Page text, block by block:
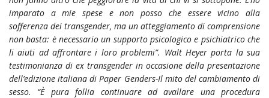
imparato a mie spese e non posso che essere vicino alla
sofferenza dei transgender, ma un atteggiamento di comprensione
non basta: è necessario un supporto psicologico e psichiatrico che
li aiuti ad affrontare i loro problemi”. Walt Heyer porta la sua
testimonianza di ex transgender in occasione della presentazione
dell’edizione italiana di Paper Genders-Il mito del cambiamento di
sesso. “È pura follia continuare ad avallare una procedura